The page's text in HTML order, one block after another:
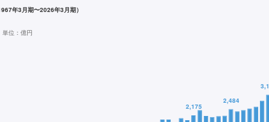
年3月期〜2026年3月期）
単位： 億円